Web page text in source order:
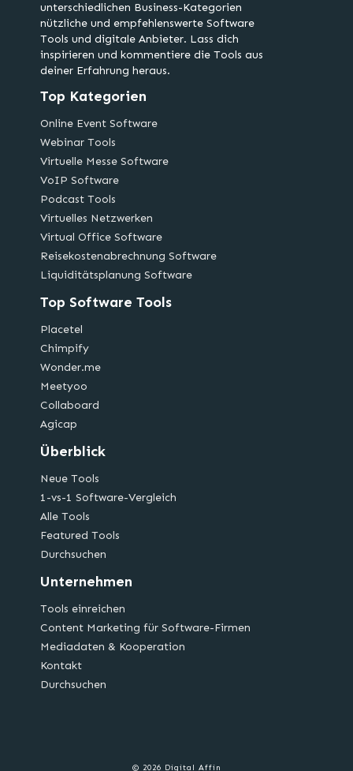
unterschiedlichen Business-Kategorien
nützliche und empfehlenswerte Software
Tools und digitale Anbieter. Lass dich
inspirieren und kommentiere die Tools aus
deiner Erfahrung heraus.
Top Kategorien
Online Event Software
Webinar Tools
Virtuelle Messe Software
VoIP Software
Podcast Tools
Virtuelles Netzwerken
Virtual Office Software
Reisekostenabrechnung Software
Liquiditätsplanung Software
Top Software Tools
Placetel
Chimpify
Wonder.me
Meetyoo
Collaboard
Agicap
Überblick
Neue Tools
1-vs-1 Software-Vergleich
Alle Tools
Featured Tools
Durchsuchen
Unternehmen
Tools einreichen
Content Marketing für Software-Firmen
Mediadaten & Kooperation
Kontakt
Durchsuchen
© 2026 Digital Affin